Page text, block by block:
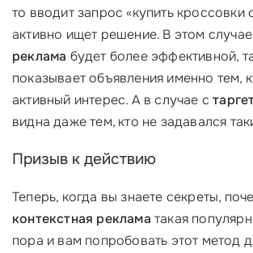
то вводит запрос «купить кроссовки
активно ищет решение. В этом случае
реклама будет более эффективной,
показывает объявления именно тем,
активный интерес. А в случае с
видна даже тем, кто не задавался
Призыв к действию
Теперь, когда вы знаете секреты,
контекстная реклама такая
пора и вам попробовать этот метод